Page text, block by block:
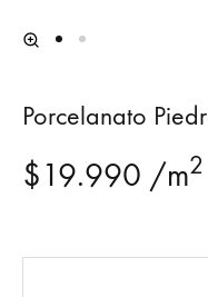
Porcelanato
$19.990 /m2